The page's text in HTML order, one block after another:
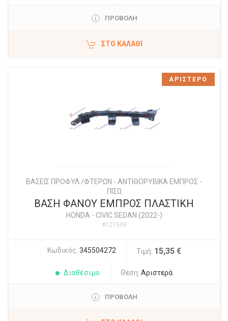
ΠΡΟΒΟΛΗ
ΣΤΟ ΚΑΛΆΘΙ
ΒΑΣΕΙΣ ΠΡΟΦΥΛ./ΦΤΕΡΩΝ - ΑΝΤΙΘΟΡΥΒΙΚΑ ΕΜΠΡΟΣ -
ΠΙΣΩ
ΒΑΣΗ ΦΑΝΟΥ ΕΜΠΡΟΣ ΠΛΑΣΤΙΚΗ
HONDA- CIVIC SEDAN (2022-)
#121509
Κωδικός: 345504272 Τιμή: 15,35 €
Διαθέσιμο Θέση: Αριστερά
ΠΡΟΒΟΛΗ
ΑΡΙΣΤΕΡΟ